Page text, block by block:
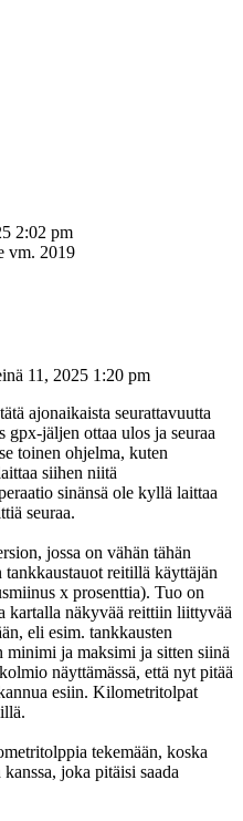
2:02 pm
vm. 2019
11, 2025 1:20 pm
ajonaikaista seurattavuutta
gpx-jäljen ottaa ulos ja seuraa
toinen ohjelma, kuten
siihen niitä
sinänsä ole kyllä laittaa
seuraa.
jossa on vähän tähän
reitillä käyttäjän
x prosenttia). Tuo on
kartalla näkyvää reittiin liittyvää
eli esim. tankkausten
minimi ja maksimi ja sitten siinä
näyttämässä, että nyt pitää
esiin. Kilometritolpat
tekemään, koska
joka pitäisi saada